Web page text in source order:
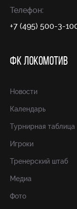
Телефон:
+7 (495) 500-3-
ФК ЛОКОМОТИВ
Новости
Календарь
Турнирная таблица
Игроки
Тренерский штаб
Медиа
Фото